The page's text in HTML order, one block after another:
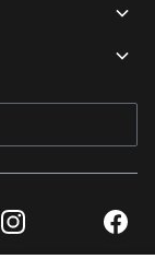
Instagram